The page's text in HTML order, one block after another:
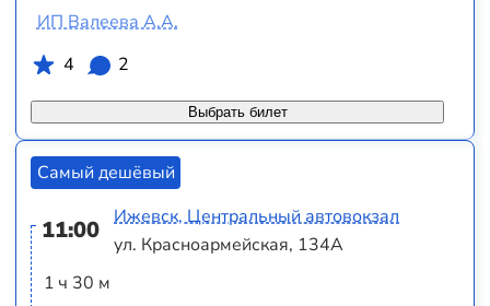
Выбрать билет
ИП Валеева А.А.
4
2
Самый дешёвый
11:00
1 ч 30 м
Ижевск, Центральный автовокзал
ул. Красноармейская, 134А